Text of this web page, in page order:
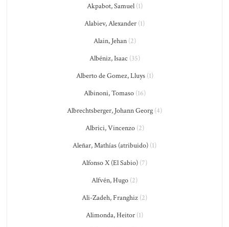
Akpabot, Samuel(1)
Alabiev, Alexander (1)
Alain, Jehan(2)
Albéniz, Isaac (35)
Alberto de Gomez, Lluys(1)
Albinoni, Tomaso(16)
Albrechtsberger, Johann Georg (4)
Albrici, Vincenzo(2)
Aleñar, Mathías (atribuido) (1)
Alfonso X (El Sabio) (7)
Alfvén, Hugo (2)
Ali-Zadeh, Franghiz (2)
Alimonda, Heitor (1)